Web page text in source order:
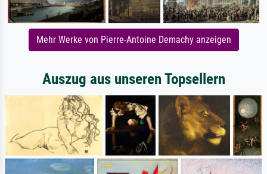
Mehr Werke von Pierre-Antoine Demachy anzeigen
Auszug aus unseren Topsellern